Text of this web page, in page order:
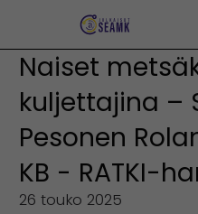
Naiset
kuljettajina –
Pesonen
KB - RATKI-
26 touko 2025